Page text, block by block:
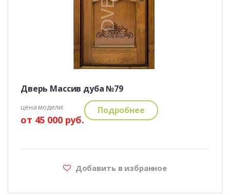
Дверь Массив дуба №79
цена модели:
от 45 000 руб.
Подробнее
Добавить в избранное